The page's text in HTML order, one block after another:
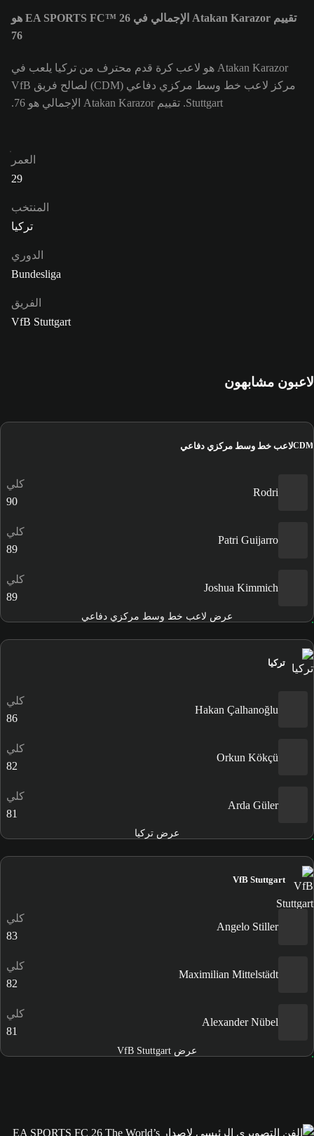
تقييم Atakan Karazor الإجمالي في EA SPORTS FC™ 26 هو
76
Atakan Karazor هو لاعب كرة قدم محترف من تركيا يلعب في
مركز لاعب خط وسط مركزي دفاعي (CDM) لصالح فريق VfB
Stuttgart. تقييم Atakan Karazor الإجمالي هو 76.
العمر
29
المنتخب
تركيا
الدوري
Bundesliga
الفريق
VfB Stuttgart
لاعبون مشابهون
CDMلاعب خط وسط مركزي دفاعي
Rodri
كلي
90
Patri Guijarro
كلي
89
Joshua Kimmich
كلي
89
عرض لاعب خط وسط مركزي دفاعي
تركيا
Hakan Çalhanoğlu
كلي
86
Orkun Kökçü
كلي
82
Arda Güler
كلي
81
عرض تركيا
VfB Stuttgart
Angelo Stiller
كلي
83
Maximilian Mittelstädt
كلي
82
Alexander Nübel
كلي
81
عرض VfB Stuttgart